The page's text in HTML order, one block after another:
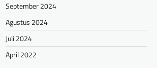
September 2024
Agustus 2024
Juli 2024
April 2022